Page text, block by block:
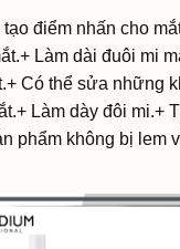
điểm nhấn cho
+ Làm dài đuôi mi
+ Có thể sửa những
+ Làm dày đôi mi.+
phẩm không bị lem